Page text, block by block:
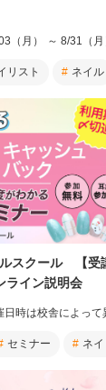
（月） ～ 8/31（月
リスト ネイル
スクール 【受
ライン説明会
日時は校舎によって
セミナー ネイ